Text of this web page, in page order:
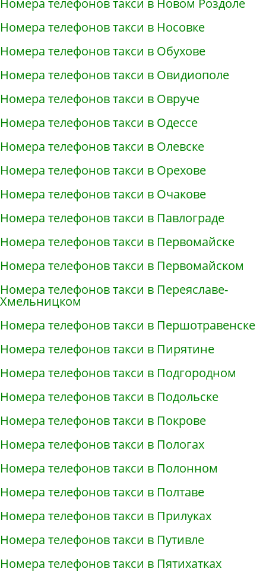
Номера телефонов такси в Новом Роздоле
Номера телефонов такси в Носовке
Номера телефонов такси в Обухове
Номера телефонов такси в Овидиополе
Номера телефонов такси в Овруче
Номера телефонов такси в Одессе
Номера телефонов такси в Олевске
Номера телефонов такси в Орехове
Номера телефонов такси в Очакове
Номера телефонов такси в Павлограде
Номера телефонов такси в Первомайске
Номера телефонов такси в Первомайском
Номера телефонов такси в Переяславе-
Хмельницком
Номера телефонов такси в Першотравенске
Номера телефонов такси в Пирятине
Номера телефонов такси в Подгородном
Номера телефонов такси в Подольске
Номера телефонов такси в Покрове
Номера телефонов такси в Пологах
Номера телефонов такси в Полонном
Номера телефонов такси в Полтаве
Номера телефонов такси в Прилуках
Номера телефонов такси в Путивле
Номера телефонов такси в Пятихатках